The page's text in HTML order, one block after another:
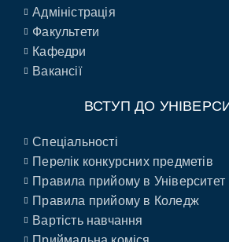
Адміністрація
Факультети
Кафедри
Вакансії
ВСТУП ДО
Спеціальності
Перелік конкурсних предметів
Правила прийому в Університет
Правила прийому в Коледж
Вартість навчання